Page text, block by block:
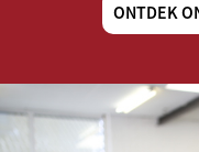
ONTDEK